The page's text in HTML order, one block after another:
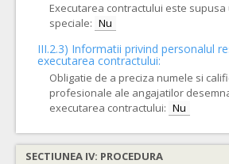
Executarea contractului este
speciale: Nu
III.2.3) Informatii privind personalul
executarea contractului:
Obligatie de a preciza numele si
profesionale ale angajatilor
executarea contractului: Nu
SECTIUNEA IV: PROCEDURA